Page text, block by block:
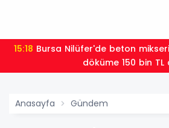
15:18
döküme 150 bin TL
Anasayfa Gündem